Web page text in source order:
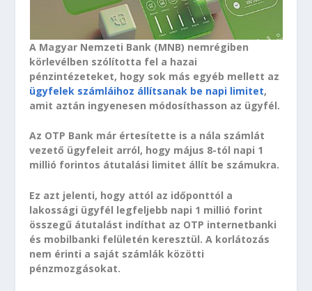
A Magyar Nemzeti Bank (MNB) nemrégiben
körlevélben szólította fel a hazai
pénzintézeteket, hogy sok más egyéb mellett az
ügyfelek számláihoz állítsanak be napi limitet,
amit aztán ingyenesen módosíthasson az ügyfél.
Az OTP Bank már értesítette is a nála számlát
vezető ügyfeleit arról, hogy május 8-tól napi 1
millió forintos átutalási limitet állít be számukra.
Ez azt jelenti, hogy attól az időponttól a
lakossági ügyfél legfeljebb napi 1 millió forint
összegű átutalást indíthat az OTP internetbanki
és mobilbanki felületén keresztül. A korlátozás
nem érinti a saját számlák közötti
pénzmozgásokat.